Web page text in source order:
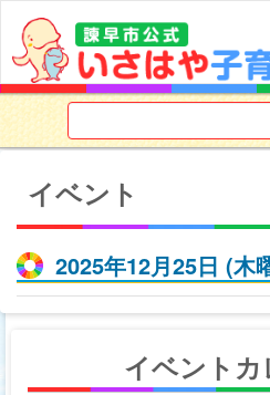
イベント
2025年12月25日 (木
イベント